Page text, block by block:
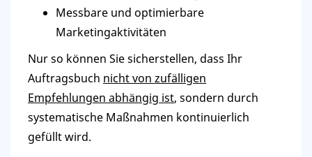
Messbare und optimierbare
Marketingaktivitäten
Nur so können Sie sicherstellen, dass Ihr
Auftragsbuch nicht von zufälligen
Empfehlungen abhängig ist, sondern durch
systematische Maßnahmen kontinuierlich
gefüllt wird.